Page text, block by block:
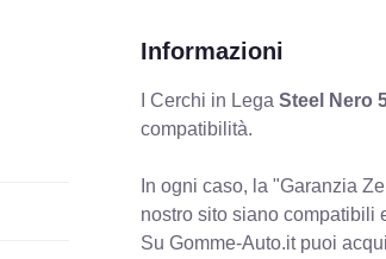
Informazioni
I Cerchi in LegaSteel Nero
compatibilità.
In ogni caso, la "Garanzia
nostro sito siano compatibili
Su Gomme-Auto.it puoi